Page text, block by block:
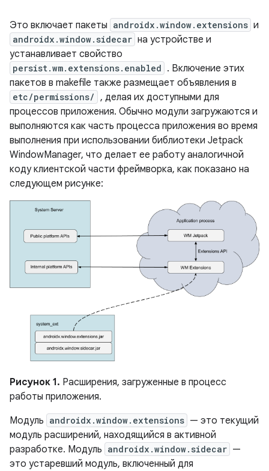
Это включает пакеты androidx.window.extensions и
androidx.window.sidecar на устройстве и
устанавливает свойство
persist.wm.extensions.enabled . Включение этих
пакетов в makefile также размещает объявления в
etc/permissions/ , делая их доступными для
процессов приложения. Обычно модули загружаются и
выполняются как часть процесса приложения во время
выполнения при использовании библиотеки Jetpack
WindowManager, что делает ее работу аналогичной
коду клиентской части фреймворка, как показано на
следующем рисунке:
Рисунок 1. Расширения, загруженные в процесс
работы приложения.
Модуль androidx.window.extensions — это текущий
модуль расширений, находящийся в активной
разработке. Модуль androidx.window.sidecar —
это устаревший модуль, включенный для